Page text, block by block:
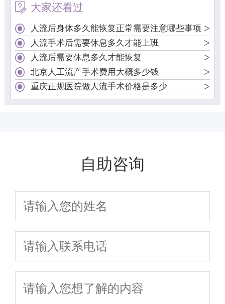
大家还看过
人流后身体多久能恢复正常需要注意哪些事项 >
人流手术后需要休息多久才能上班 >
人流后需要休息多久才能恢复 >
北京人工流产手术费用大概多少钱 >
重庆正规医院做人流手术价格是多少 >
自助咨询